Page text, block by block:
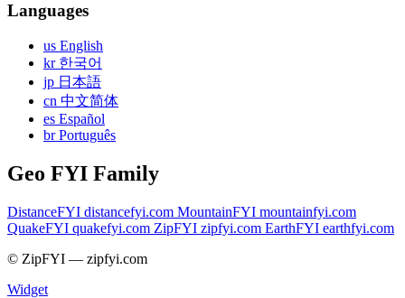
Languages
us English
kr 한국어
jp 日本語
cn 中文简体
es Español
br Português
Geo FYI Family
DistanceFYI distancefyi.com MountainFYI mountainfyi.com
QuakeFYI quakefyi.com ZipFYI zipfyi.com EarthFYI earthfyi.com
© ZipFYI — zipfyi.com
Widget